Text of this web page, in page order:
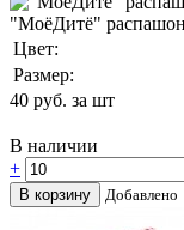
"МоёДитё"
Цвет:
Размер:
40 руб. за шт
В наличии
+
В корзину Добавлено